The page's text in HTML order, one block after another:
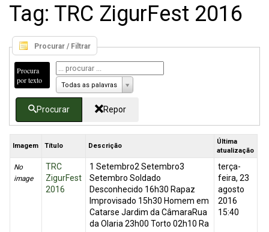
Tag: TRC ZigurFest 2016
Procurar / Filtrar
Procura
por texto
Todas as palavras
Procurar Repor
Imagem Título Descrição
Última
atualização
No
image
TRC
ZigurFest
2016
1 Setembro2 Setembro3
Setembro Soldado
Desconhecido 16h30 Rapaz
Improvisado 15h30 Homem em
Catarse Jardim da CâmaraRua
da Olaria 23h00 Torto 02h10 Ra
terça-
feira, 23
agosto
2016
15:40